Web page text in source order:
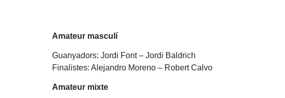
Amateur masculí
Guanyadors: Jordi Font – Jordi Baldrich
Finalistes: Alejandro Moreno – Robert Calvo
Amateur mixte